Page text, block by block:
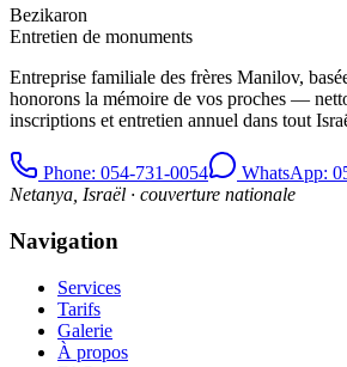
Bezikaron
Entretien de monuments
Entreprise familiale des frères Manilov,
honorons la mémoire de vos proches —
inscriptions et entretien annuel dans tout
Phone: 054-731-0054
WhatsApp:
Netanya, Israël · couverture nationale
Navigation
Services
Tarifs
Galerie
À propos